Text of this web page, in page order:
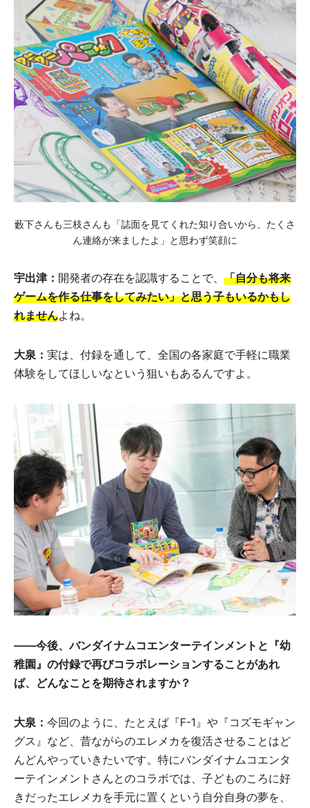
藪下さんも三枝さんも「誌面を見てくれた知り合いから、たくさ
ん連絡が来ましたよ」と思わず笑顔に
宇出津： 開発者の存在を認識することで、 「自分も将来
ゲームを作る仕事をしてみたい」と思う子もいるかもし
れませんよね。
大泉： 実は、付録を通して、全国の各家庭で手軽に職業
体験をしてほしいなという狙いもあるんですよ。
――今後、バンダイナムコエンターテインメントと『幼
稚園』の付録で再びコラボレーションすることがあれ
ば、どんなことを期待されますか？
大泉： 今回のように、たとえば『F-1』や『コズモギャン
グス』など、昔ながらのエレメカを復活させることはど
んどんやっていきたいです。特にバンダイナムコエンタ
ーテインメントさんとのコラボでは、子どものころに好
きだったエレメカを手元に置くという自分自身の夢を、